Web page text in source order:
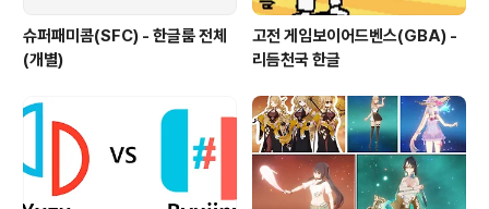
슈퍼패미콤(SFC) - 한글룸 전체
(개별)
고전 게임보이어드벤스(GBA) -
리듬천국 한글